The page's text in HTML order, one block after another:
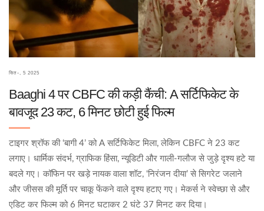
सित॰, 5 2025
Baaghi 4 पर CBFC की कड़ी कैंची: A सर्टिफिकेट के
बावजूद 23 कट, 6 मिनट छोटी हुई फिल्म
टाइगर श्रॉफ की ‘बागी 4’ को A सर्टिफिकेट मिला, लेकिन CBFC ने 23 कट
लगाए। धार्मिक संदर्भ, ग्राफिक हिंसा, न्यूडिटी और गाली-गलौज से जुड़े दृश्य हटे या
बदले गए। कॉफिन पर खड़े नायक वाला शॉट, ‘निरंजन दीया’ से सिगरेट जलाने
और जीसस की मूर्ति पर चाकू फेंकने वाले दृश्य हटाए गए। मेकर्स ने स्वेच्छा से और
एडिट कर फिल्म को 6 मिनट घटाकर 2 घंटे 37 मिनट कर दिया।